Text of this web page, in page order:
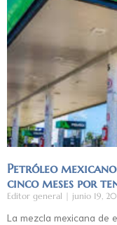
Petróleo
cinco meses por
Editor general junio 19,
La mezcla mexicana de